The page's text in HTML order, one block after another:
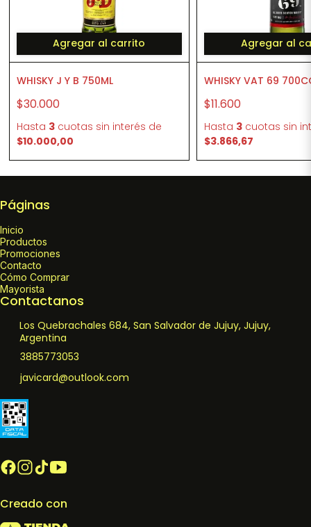
Agregar al carrito
WHISKY J Y B 750ML
$30.000
Hasta 3cuotas sin interés de
$10.000,00
Agregar al
WHISKY VAT 69
$11.600
Hasta 3 cuotas sin
$3.866,67
Páginas
Inicio
Productos
Promociones
Contacto
Cómo Comprar
Mayorista
Contactanos
Los Quebrachales 684, San Salvador de Jujuy, Jujuy,
Argentina
3885773053
javicard@outlook.com
Creado con